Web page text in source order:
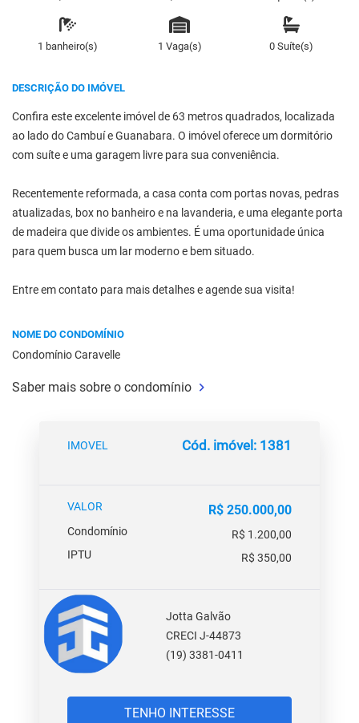
1 banheiro(s) 1 Vaga(s) 0 Suíte(s)
DESCRIÇÃO DO IMÓVEL
Confira este excelente imóvel de 63 metros quadrados, localizada
ao lado do Cambuí e Guanabara. O imóvel oferece um dormitório
com suíte e uma garagem livre para sua conveniência.
Recentemente reformada, a casa conta com portas novas, pedras
atualizadas, box no banheiro e na lavanderia, e uma elegante porta
de madeira que divide os ambientes. É uma oportunidade única
para quem busca um lar moderno e bem situado.
Entre em contato para mais detalhes e agende sua visita!
NOME DO CONDOMÍNIO
Condomínio Caravelle
Saber mais sobre o condomínio
IMOVEL Cód. imóvel: 1381
VALOR R$ 250.000,00
Condomínio
R$ 1.200,00
IPTU
R$ 350,00
Jotta Galvão
CRECI J-44873
(19) 3381-0411
TENHO INTERESSE